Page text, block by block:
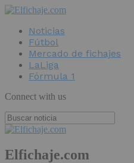
Noticias
Fútbol
Mercado de fichajes
LaLiga
Fórmula 1
Connect with us
Elfichaje.com